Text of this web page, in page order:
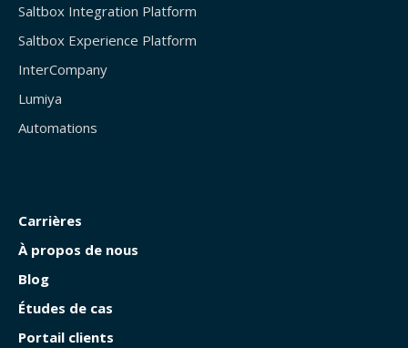
Saltbox Integration Platform
Saltbox Experience Platform
InterCompany
Lumiya
Automations
Carrières
À propos de nous
Blog
Études de cas
Portail clients